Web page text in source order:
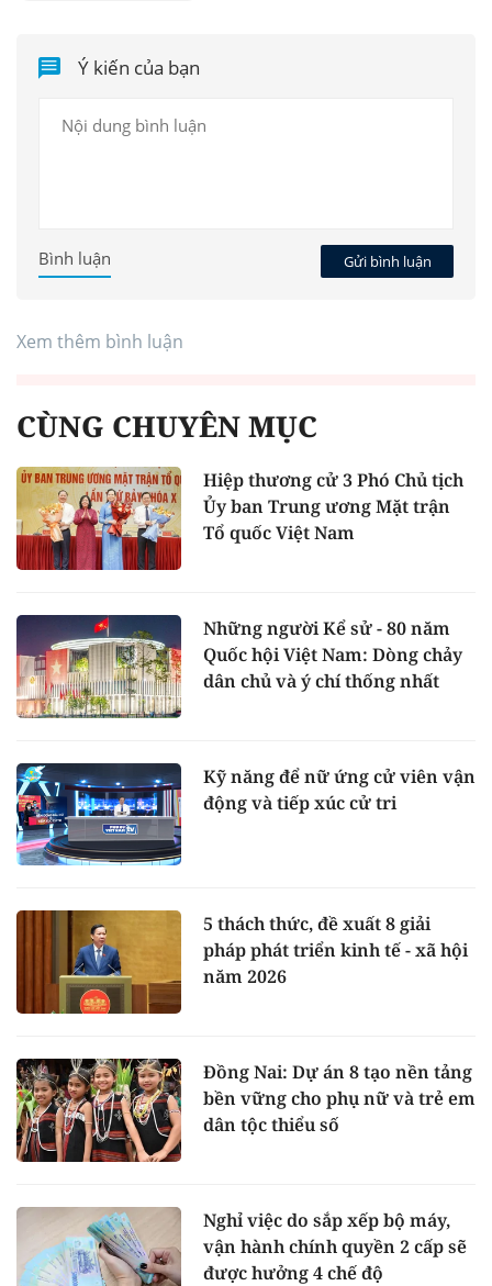
Ý kiến của bạn
Gửi bình luận
Bình luận
Xem thêm bình luận
CÙNG CHUYÊN MỤC
Hiệp thương cử 3 Phó Chủ tịch
Ủy ban Trung ương Mặt trận
Tổ quốc Việt Nam
Những người Kể sử - 80 năm
Quốc hội Việt Nam: Dòng chảy
dân chủ và ý chí thống nhất
Kỹ năng để nữ ứng cử viên vận
động và tiếp xúc cử tri
5 thách thức, đề xuất 8 giải
pháp phát triển kinh tế - xã hội
năm 2026
Đồng Nai: Dự án 8 tạo nền tảng
bền vững cho phụ nữ và trẻ em
dân tộc thiểu số
Nghỉ việc do sắp xếp bộ máy,
vận hành chính quyền 2 cấp sẽ
được hưởng 4 chế độ